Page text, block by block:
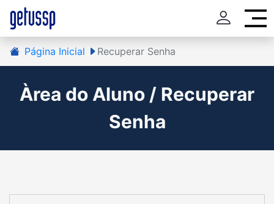
Página Inicial Recuperar Senha
Àrea do Aluno / Recuperar
Senha